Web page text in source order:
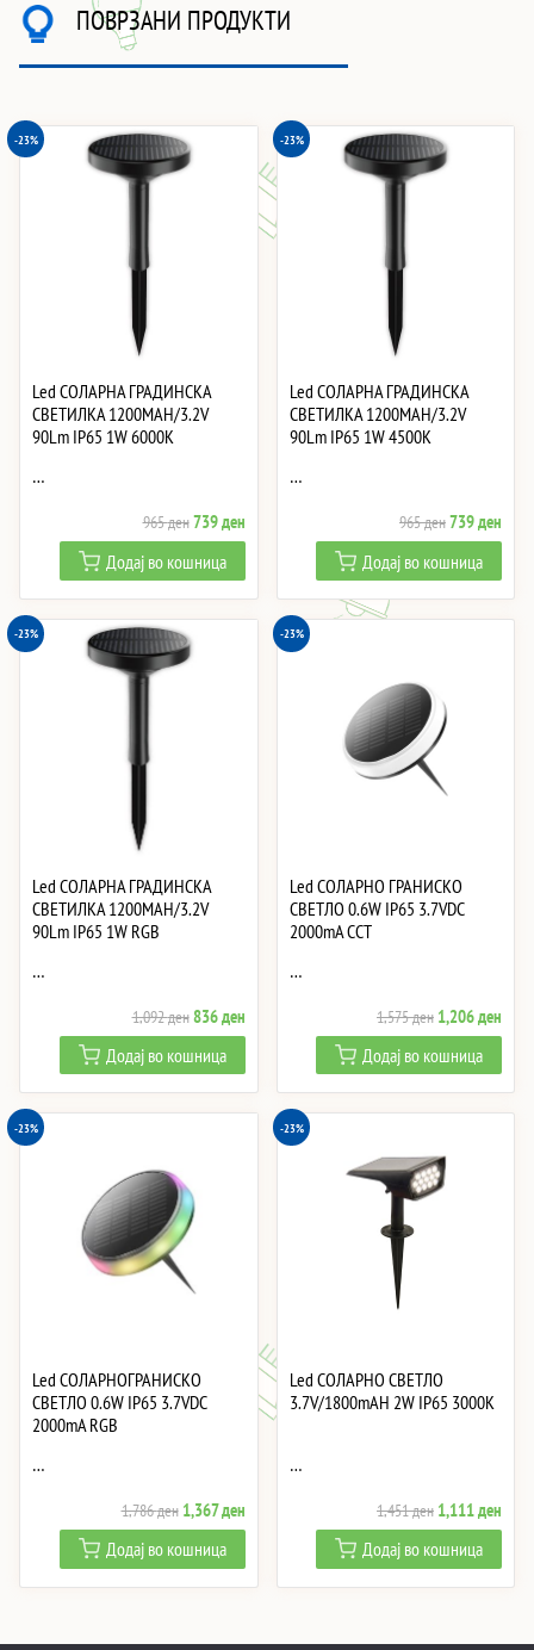
ПОВРЗАНИ ПРОДУКТИ
-23%
Led СОЛАРНА ГРАДИНСКА
СВЕТИЛКА 1200MAH/3.2V
90Lm IP65 1W 6000K
…
965денOriginal
price
was:
965 ден.
739денCurrent
price
is:
739 ден.
Додај во кошница
-23%
Led СОЛАРНА ГРАДИНСКА
СВЕТИЛКА 1200MAH/3.2V
90Lm IP65 1W 4500K
…
965денOriginal
price
was:
965 ден.
739ден
price
is:
739
Додај во кошница
-23%
Led СОЛАРНА ГРАДИНСКА
СВЕТИЛКА 1200MAH/3.2V
90Lm IP65 1W RGB
…
1,092денOriginal
price
was:
1,092 ден.
836денCurrent
price
is:
836 ден.
Додај во кошница
-23%
Led СОЛАРНО ГРАНИСКО
СВЕТЛО 0.6W IP65 3.7VDC
2000mA CCT
…
1,575ден Original
price
was:
1,575 ден.
1,206ден
price
is:
Додај во кошница
-23%
Led СОЛАРНОГРАНИСКО
СВЕТЛО 0.6W IP65 3.7VDC
2000mA RGB
…
1,786ден Original
price
was:
1,786 ден.
1,367денCurrent
price
is:
1,367 ден.
Додај во кошница
-23%
Led СОЛАРНО СВЕТЛО
3.7V/1800mAH 2W IP65 3000K
…
1,451ден Original
price
was:
1,451 ден.
1,111ден
price
is:
Додај во кошница